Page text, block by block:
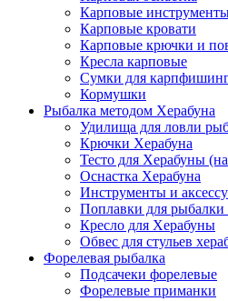
Карповые
Карповые кровати
Карповые крючки и
Кресла карповые
Сумки для
Кормушки
Рыбалка методом Херабуна
Удилища для ловли
Крючки Херабуна
Тесто для Херабуны
Оснастка Херабуна
Инструменты и
Поплавки для рыбалки
Кресло для Херабуны
Обвес для стульев
Форелевая рыбалка
Подсачеки форелевые
Форелевые приманки